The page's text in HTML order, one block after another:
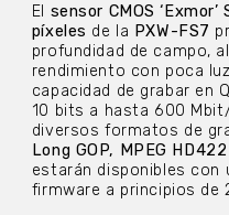
El sensor CMOS
píxeles de la PXW-FS7
profundidad de campo,
rendimiento con poca
capacidad de grabar en
10 bits a hasta 600
diversos formatos de
Long GOP, MPEG
estarán disponibles con
firmware a principios de